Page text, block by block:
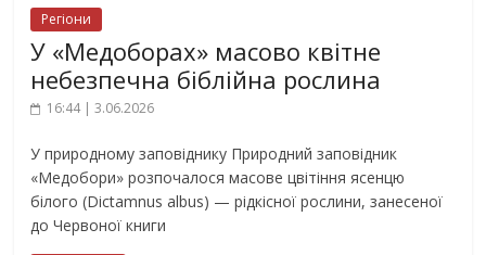
Регіони
У «Медоборах» масово квітне
небезпечна біблійна рослина
16:44 | 3.06.2026
У природному заповіднику Природний заповідник
«Медобори» розпочалося масове цвітіння ясенцю
білого (Dictamnus albus) — рідкісної рослини, занесеної
до Червоної книги